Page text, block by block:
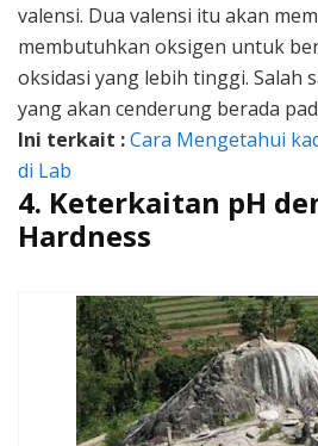
valensi. Dua valensi itu akan
membutuhkan oksigen untuk
oksidasi yang lebih tinggi. Salah
yang akan cenderung berada
Ini terkait :Cara Mengetahui
di Lab
4. Keterkaitan pH
Hardness